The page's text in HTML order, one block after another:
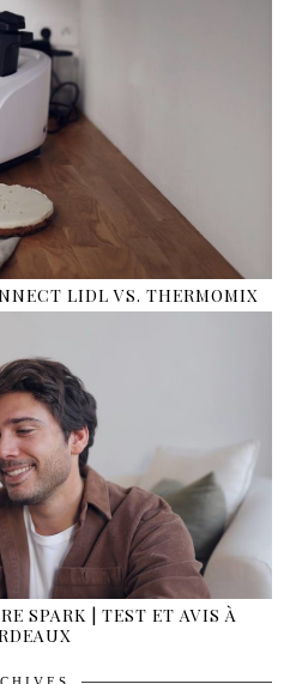
LIDL VS. THERMOMIX
SPARK | TEST ET AVIS À